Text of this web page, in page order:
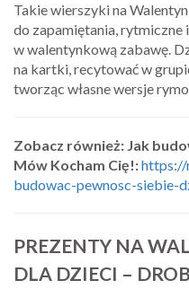
Takie wierszyki na
do zapamiętania, rytmiczne
w walentynkową zabawę.
na kartki, recytować w
tworząc własne wersje
Zobacz również: Jak
Mów Kocham Cię!:https://
budowac-pewnosc-siebie-
PREZENTY NA
DLA DZIECI –